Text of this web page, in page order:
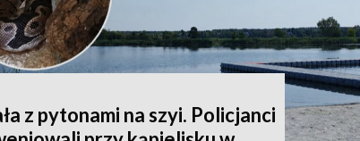
z pytonami na szyi. Policjanci